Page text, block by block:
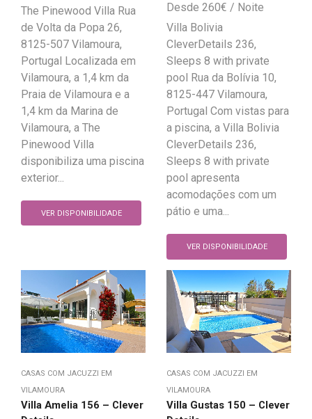
The Pinewood Villa Rua
de Volta da Popa 26,
8125-507 Vilamoura,
Portugal Localizada em
Vilamoura, a 1,4 km da
Praia de Vilamoura e a
1,4 km da Marina de
Vilamoura, a The
Pinewood Villa
disponibiliza uma piscina
exterior...
VER DISPONIBILIDADE
260€
Villa Bolivia
CleverDetails 236,
Sleeps 8 with private
pool Rua da Bolívia 10,
8125-447 Vilamoura,
Portugal Com vistas para
a piscina, a Villa Bolivia
CleverDetails 236,
Sleeps 8 with private
pool apresenta
acomodações com um
pátio e uma...
VER DISPONIBILIDADE
CASAS COM JACUZZI EM
VILAMOURA
Villa Amelia 156 – Clever
CASAS COM JACUZZI EM
VILAMOURA
Villa Gustas 150 – Clever